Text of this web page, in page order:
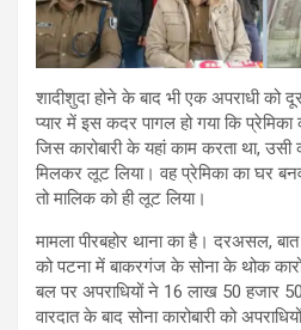
शादीशुदा होने के बाद भी एक अपराधी को
प्यार में इस कदर पागल हो गया कि
जिस कारोबारी के यहां काम करता था,
मिलकर लूट लिया। वह प्रेमिका का घर
तो मालिक को ही लूट लिया।
मामला पीरबहोर थाना का है। दरअसल,
को पटना में बाकरगंज के सोना के थोक
बल पर अपराधियों ने 16 लाख 50 हजार
वारदात के बाद सोना कारोबारी को